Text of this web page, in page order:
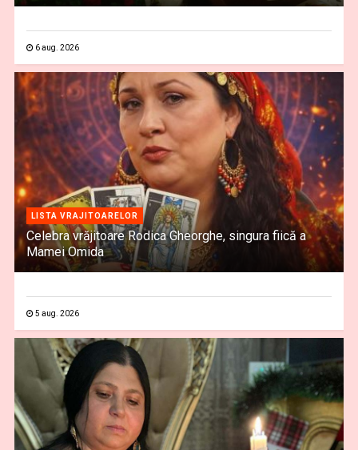
6 aug. 2026
LISTA VRAJITOARELOR
Celebra vrăjitoare Rodica Gheorghe, singura fiică a
Mamei Omida
5 aug. 2026